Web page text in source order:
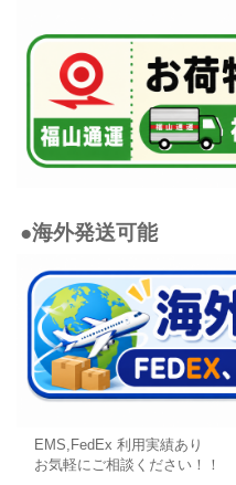
●海外発送可能
EMS,FedEx 利用実績あ
お気軽にご相談ください！！